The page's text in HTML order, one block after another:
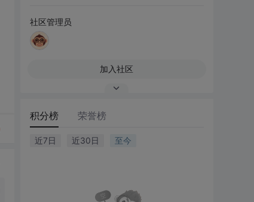
社区管理员
加入社区
积分榜 荣誉榜
近7日 近30日 至今